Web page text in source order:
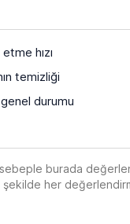
hızı
temizliği
genel durumu
burada
şekilde her